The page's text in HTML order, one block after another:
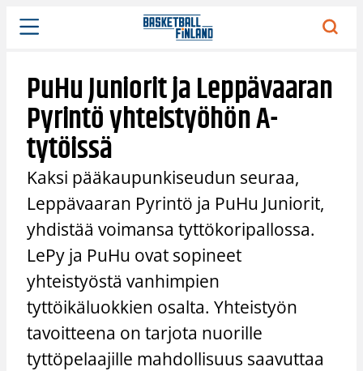
Siirry
sisältöön
PuHu Juniorit ja Leppävaaran
Pyrintö yhteistyöhön A-
tytöissä
Kaksi pääkaupunkiseudun seuraa,
Leppävaaran Pyrintö ja PuHu Juniorit,
yhdistää voimansa tyttökoripallossa.
LePy ja PuHu ovat sopineet
yhteistyöstä vanhimpien
tyttöikäluokkien osalta. Yhteistyön
tavoitteena on tarjota nuorille
tyttöpelaajille mahdollisuus saavuttaa